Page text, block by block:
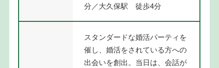
分／大久保駅 徒歩4分
スタンダードな婚活パーティを
催し、婚活をされている方への
出会いを創出。当日は、会話が